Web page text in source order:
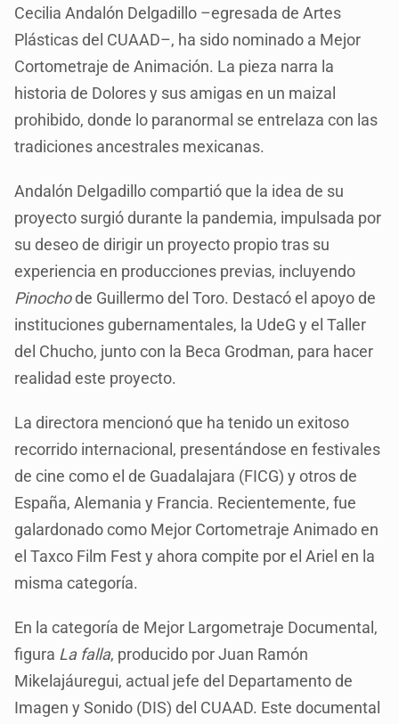
Cecilia Andalón Delgadillo –egresada de Artes
Plásticas del CUAAD–, ha sido nominado a Mejor
Cortometraje de Animación. La pieza narra la
historia de Dolores y sus amigas en un maizal
prohibido, donde lo paranormal se entrelaza con las
tradiciones ancestrales mexicanas.
Andalón Delgadillo compartió que la idea de su
proyecto surgió durante la pandemia, impulsada por
su deseo de dirigir un proyecto propio tras su
experiencia en producciones previas, incluyendo
Pinochode Guillermo del Toro. Destacó el apoyo de
instituciones gubernamentales, la UdeG y el Taller
del Chucho, junto con la Beca Grodman, para hacer
realidad este proyecto.
La directora mencionó que ha tenido un exitoso
recorrido internacional, presentándose en festivales
de cine como el de Guadalajara (FICG) y otros de
España, Alemania y Francia. Recientemente, fue
galardonado como Mejor Cortometraje Animado en
el Taxco Film Fest y ahora compite por el Ariel en la
misma categoría.
En la categoría de Mejor Largometraje Documental,
figura La falla, producido por Juan Ramón
Mikelajáuregui, actual jefe del Departamento de
Imagen y Sonido (DIS) del CUAAD. Este documental